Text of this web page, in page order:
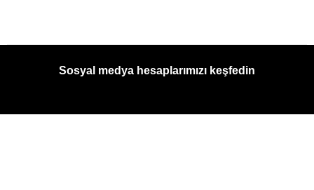
Sosyal medya hesaplarımızı keşfedin